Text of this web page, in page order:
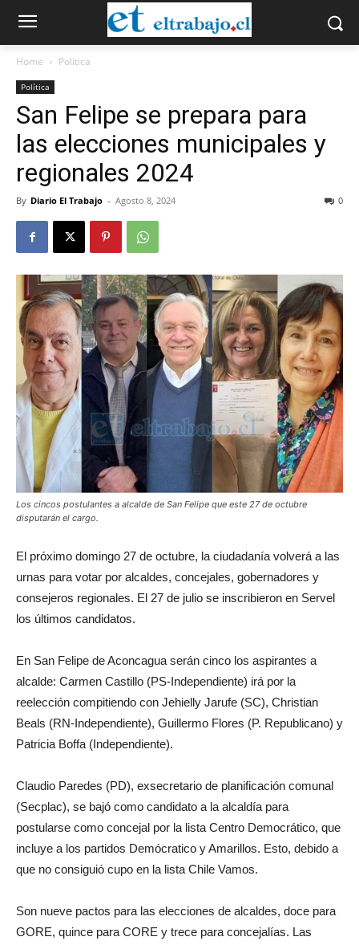
Home Política
Política
San Felipe se prepara para
las elecciones municipales y
regionales 2024
By Diario El Trabajo - Agosto 8, 2024 0
Los cincos postulantes a alcalde de San Felipe que este 27 de octubre
disputarán el cargo.
El próximo domingo 27 de octubre, la ciudadanía volverá a las
urnas para votar por alcaldes, concejales, gobernadores y
consejeros regionales. El 27 de julio se inscribieron en Servel
los últimos candidatos.
En San Felipe de Aconcagua serán cinco los aspirantes a
alcalde: Carmen Castillo (PS-Independiente) irá por la
reelección compitiendo con Jehielly Jarufe (SC), Christian
Beals (RN-Independiente), Guillermo Flores (P. Republicano) y
Patricia Boffa (Independiente).
Claudio Paredes (PD), exsecretario de planificación comunal
(Secplac), se bajó como candidato a la alcaldía para
postularse como concejal por la lista Centro Democrático, que
incluye a los partidos Demócratico y Amarillos. Esto, debido a
que no consiguió cupo en la lista Chile Vamos.
Son nueve pactos para las elecciones de alcaldes, doce para
GORE, quince para CORE y trece para concejalías. Las